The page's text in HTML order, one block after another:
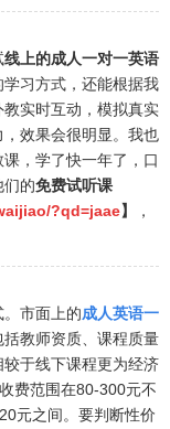
线上的成人一对一英语
学习方式，还能根据我
实时互动，模拟真实
效果会很明显。我也
，学了快一年了，口
们的免费试听课
?qd=jaae】
，
市面上的成人英语一
教师资质、课程质量
于线下课程更为经济
费范围在80-300元不
元之间。要判断性价